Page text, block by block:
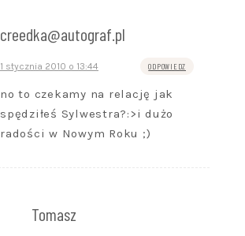
creedka@autograf.pl
1 stycznia 2010 o 13:44 ODPOWIEDZ
no to czekamy na relację jak
spędziłeś Sylwestra?:>i dużo
radości w Nowym Roku ;)
Tomasz